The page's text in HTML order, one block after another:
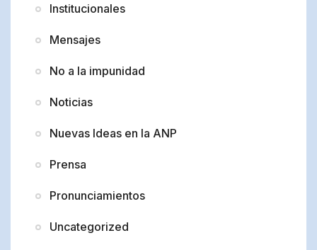
Institucionales
Mensajes
No a la impunidad
Noticias
Nuevas Ideas en la ANP
Prensa
Pronunciamientos
Uncategorized